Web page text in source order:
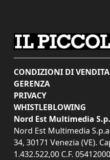
CONDIZIONI DI VENDITA
GERENZA
PRIVACY
WHISTLEBLOWING
Nord Est Multimedia
Nord Est Multimedia
34, 30171 Venezia (VE).
1.432.522,00 C.F.